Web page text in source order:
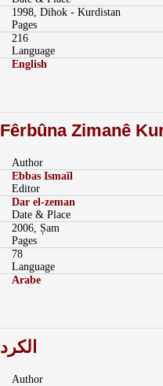
1998, Dihok - Kurdistan
Pages
216
Language
English
Fêrbûna Zimanê
Author
Ebbas Ismaîl
Editor
Dar el-zeman
Date & Place
2006, Șam
Pages
78
Language
Arabe
الكرد
Author